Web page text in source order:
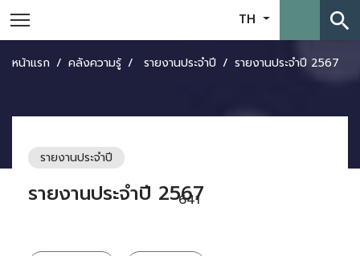
TH search
หน้าแรก คลังความรู้ รายงานประจำปี รายงานประจำปี 2567
รายงานประจำปี
641
รายงานประจำปี 2567